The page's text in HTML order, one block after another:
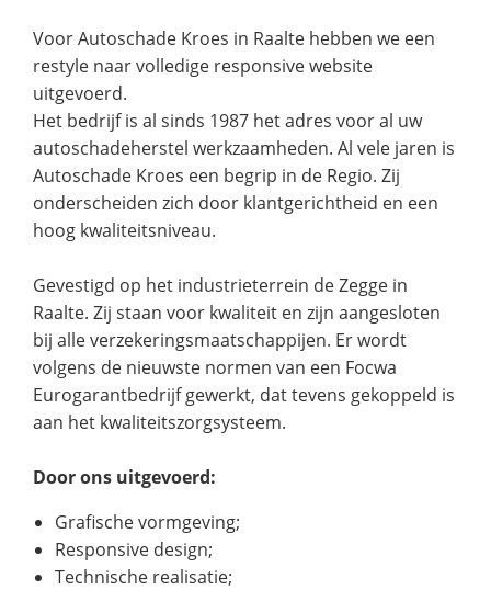
Voor Autoschade Kroes in Raalte hebben we een
restyle naar volledige responsive website
uitgevoerd.
Het bedrijf is al sinds 1987 het adres voor al uw
autoschadeherstel werkzaamheden. Al vele jaren is
Autoschade Kroes een begrip in de Regio. Zij
onderscheiden zich door klantgerichtheid en een
hoog kwaliteitsniveau.
Gevestigd op het industrieterrein de Zegge in
Raalte. Zij staan voor kwaliteit en zijn aangesloten
bij alle verzekeringsmaatschappijen. Er wordt
volgens de nieuwste normen van een Focwa
Eurogarantbedrijf gewerkt, dat tevens gekoppeld is
aan het kwaliteitszorgsysteem.
Door ons uitgevoerd:
Grafische vormgeving;
Responsive design;
Technische realisatie;